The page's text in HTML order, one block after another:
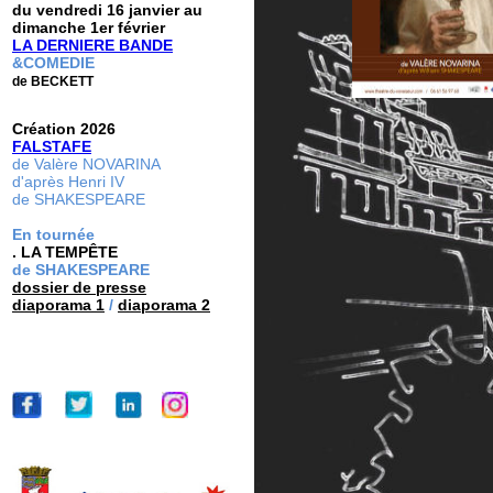
du vendredi 16 janvier au
dimanche 1er février
LA DERNIERE BANDE
&COMEDIE
de BECKETT
Création 2026
FALSTAFE
de Valère NOVARINA
d'après Henri IV
de SHAKESPEARE
En tournée
. LA TEMPÊTE
de SHAKESPEARE
dossier de presse
diaporama 1 / diaporama 2